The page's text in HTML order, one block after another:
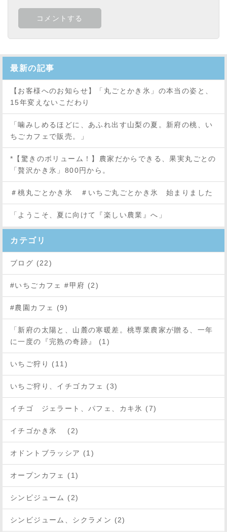
最新の記事
【お客様へのお知らせ】「丸ごとかき氷」の本当の姿と、
15年変えないこだわり
「噛みしめるほどに、あふれ出す山梨の夏。新府の桃、い
ちごカフェで販売。」
*【驚きのボリューム！】農家だからできる、果実丸ごとの
「贅沢かき氷」800円から。
＃桃丸ごとかき氷 ＃いちご丸ごとかき氷 始まりました
「ようこそ、夏に向けて『楽しい農業』へ」
カテゴリ
ブログ (22)
#いちごカフェ #甲府 (2)
#農園カフェ (9)
「新府の太陽と、山麓の寒暖差。桃専業農家が贈る、一年
に一度の『完熟の奇跡』 (1)
いちご狩り (11)
いちご狩り、イチゴカフェ (3)
イチゴ ジェラート、パフェ、カキ氷 (7)
イチゴかき氷 (2)
オドントブラッシア (1)
オープンカフェ (1)
シンビジューム (2)
シンビジューム、シクラメン (2)